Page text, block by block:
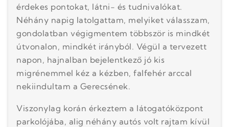
érdekes pontokat, látni- és tudnivalókat.
Néhány napig latolgattam, melyiket válasszam,
gondolatban végigmentem többször is mindkét
útvonalon, mindkét irányból. Végül a tervezett
napon, hajnalban bejelentkező jó kis
migrénemmel kéz a kézben, falfehér arccal
nekiindultam a Gerecsének.
Viszonylag korán érkeztem a látogatóközpont
parkolójába, alig néhány autós volt rajtam kívül